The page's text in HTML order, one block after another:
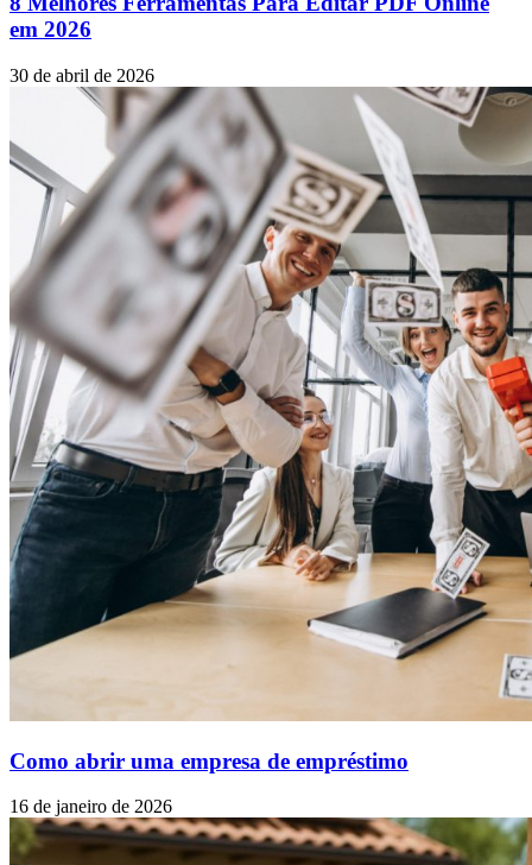
em 2026
30 de abril de 2026
Como abrir uma empresa de empréstimo
16 de janeiro de 2026